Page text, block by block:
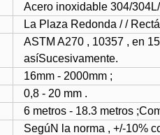
Acero inoxidable 304/
La Plaza Redonda / /
ASTM A270 , 10357 , en
asíSucesivamente.
16mm - 2000mm ;
0,8 - 20 mm .
6 metros - 18.3 metros
SegúN la norma , +/-10%